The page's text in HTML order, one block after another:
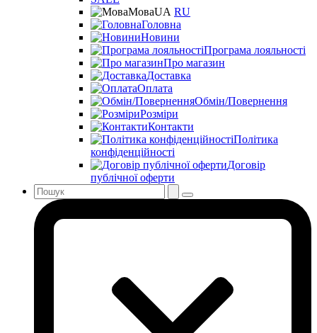
МоваUA RU
Головна
Новини
Програма лояльності
Про магазин
Доставка
Оплата
Обмін/Повернення
Розміри
Контакти
Політика
конфіденційності
Договір
публічної оферти